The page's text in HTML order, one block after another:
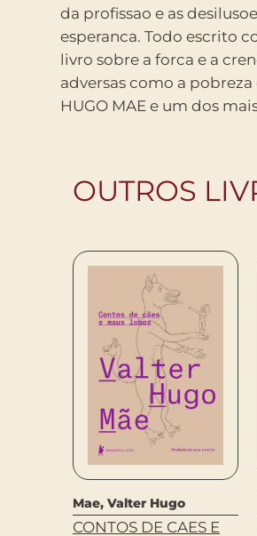
da profissao e as
esperanca. Todo escrito
livro sobre a forca e a
adversas como a pobreza e a
HUGO MAE e um dos
desumanizacao.
os quais: O paraiso sao
mundo e O rosto.
contabilidade. Outras
OUTROS
Mae, Valter Hugo
CONTOS DE CAES E